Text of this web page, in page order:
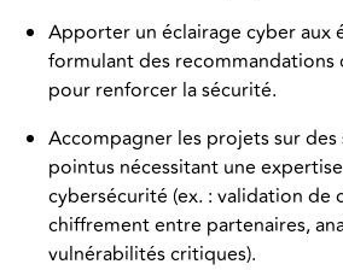
Apporter un éclairage cyber aux
formulant des recommandations
pour renforcer la sécurité.
Accompagner les projets sur
pointus nécessitant une
cybersécurité (ex. : validation de
chiffrement entre partenaires,
vulnérabilités critiques).